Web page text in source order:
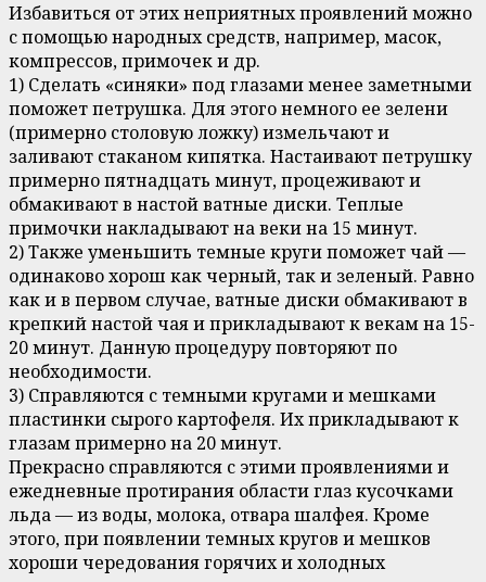
Избавиться от этих неприятных проявлений можно
с помощью народных средств, например, масок,
компрессов, примочек и др.
1) Сделать «синяки» под глазами менее заметными
поможет петрушка. Для этого немного ее зелени
(примерно столовую ложку) измельчают и
заливают стаканом кипятка. Настаивают петрушку
примерно пятнадцать минут, процеживают и
обмакивают в настой ватные диски. Теплые
примочки накладывают на веки на 15 минут.
2) Также уменьшить темные круги поможет чай —
одинаково хорош как черный, так и зеленый. Равно
как и в первом случае, ватные диски обмакивают в
крепкий настой чая и прикладывают к векам на 15-
20 минут. Данную процедуру повторяют по
необходимости.
3) Справляются с темными кругами и мешками
пластинки сырого картофеля. Их прикладывают к
глазам примерно на 20 минут.
Прекрасно справляются с этими проявлениями и
ежедневные протирания области глаз кусочками
льда — из воды, молока, отвара шалфея. Кроме
этого, при появлении темных кругов и мешков
хороши чередования горячих и холодных